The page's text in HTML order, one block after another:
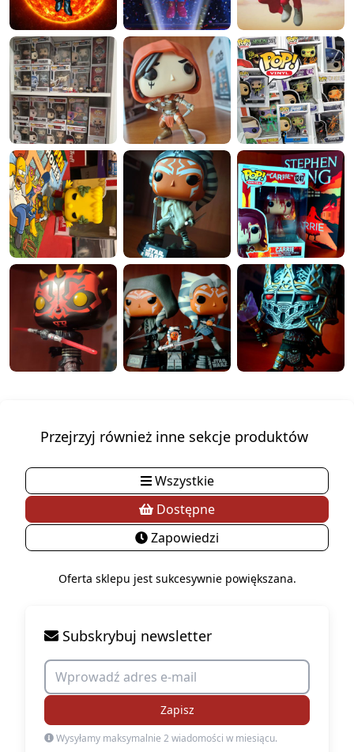
Przejrzyj również inne sekcje produktów
Wszystkie
Dostępne
Zapowiedzi
Oferta sklepu jest sukcesywnie powiększana.
Subskrybuj newsletter
Zapisz
Wysyłamy maksymalnie 2 wiadomości w miesiącu.